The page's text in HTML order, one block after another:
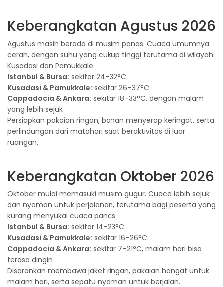
Keberangkatan Agustus 2026
Agustus masih berada di musim panas. Cuaca umumnya
cerah, dengan suhu yang cukup tinggi terutama di wilayah
Kusadasi dan Pamukkale.
Istanbul & Bursa: sekitar 24–32°C
Kusadasi & Pamukkale: sekitar 26–37°C
Cappadocia & Ankara: sekitar 18–33°C, dengan malam
yang lebih sejuk
Persiapkan pakaian ringan, bahan menyerap keringat, serta
perlindungan dari matahari saat beraktivitas di luar
ruangan.
Keberangkatan Oktober 2026
Oktober mulai memasuki musim gugur. Cuaca lebih sejuk
dan nyaman untuk perjalanan, terutama bagi peserta yang
kurang menyukai cuaca panas.
Istanbul & Bursa: sekitar 14–23°C
Kusadasi & Pamukkale: sekitar 16–26°C
Cappadocia & Ankara: sekitar 7–21°C, malam hari bisa
terasa dingin
Disarankan membawa jaket ringan, pakaian hangat untuk
malam hari, serta sepatu nyaman untuk berjalan.